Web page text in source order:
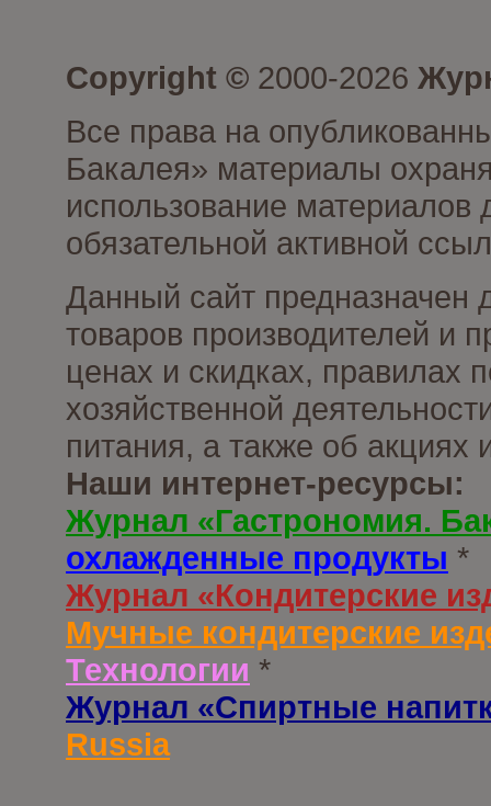
Copyright © 2000-2026
Все права на
Бакалея» материалы
использование материалов
обязательной активной
Данный сайт предназначен
товаров производителей и
ценах и скидках, правилах
хозяйственной
питания, а также об
Наши интернет-ресурсы:
Журнал «Гастрономия.
охлажденные продукты *
Журнал «Кондитерские
Мучные кондитерские
Технологии *
Журнал «Спиртные
Russia